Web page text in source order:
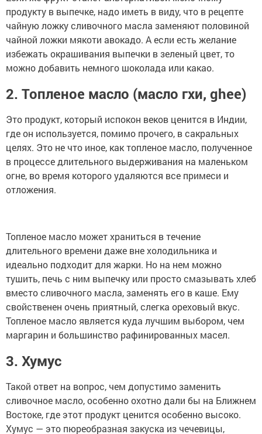
продукту в выпечке, надо иметь в виду, что в рецепте
чайную ложку сливочного масла заменяют половиной
чайной ложки мякоти авокадо. А если есть желание
избежать окрашивания выпечки в зеленый цвет, то
можно добавить немного шоколада или какао.
2. Топленое масло (масло гхи, ghee)
Это продукт, который испокон веков ценится в Индии,
где он используется, помимо прочего, в сакральных
целях. Это не что иное, как топленое масло, полученное
в процессе длительного выдерживания на маленьком
огне, во время которого удаляются все примеси и
отложения.
Топленое масло может храниться в течение
длительного времени даже вне холодильника и
идеально подходит для жарки. Но на нем можно
тушить, печь с ним выпечку или просто смазывать хлеб
вместо сливочного масла, заменять его в каше. Ему
свойственен очень приятный, слегка ореховый вкус.
Топленое масло является куда лучшим выбором, чем
маргарин и большинство рафинированных масел.
3. Хумус
Такой ответ на вопрос, чем допустимо заменить
сливочное масло, особенно охотно дали бы на Ближнем
Востоке, где этот продукт ценится особенно высоко.
Хумус — это пюреобразная закуска из чечевицы,